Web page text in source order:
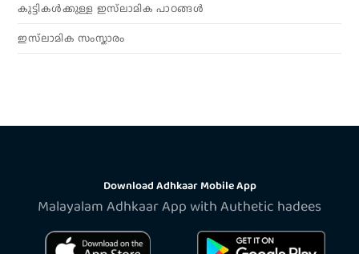
കുട്ടികൾക്കുള്ള ഇസ്‌ലാമിക പാഠങ്ങൾ
ഇസ്‌ലാമിക സംസ്കാരം
Download Adhkaar Mobile App
Malayalam Adhkaar App with Authetic hadees